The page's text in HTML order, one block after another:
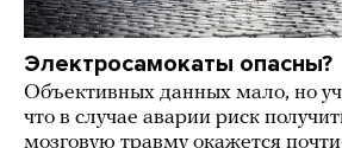
Электросамокаты опасны?
Объективных данных мало, но
что в случае аварии риск
мозговую травму окажется